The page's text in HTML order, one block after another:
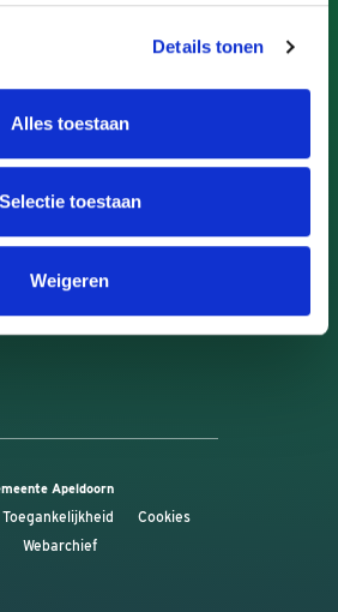
Details tonen
Alles toestaan
Selectie toestaan
Weigeren
Apeldoorn
Apeldoorn
Toegankelijkheid
Cookies
Webarchief